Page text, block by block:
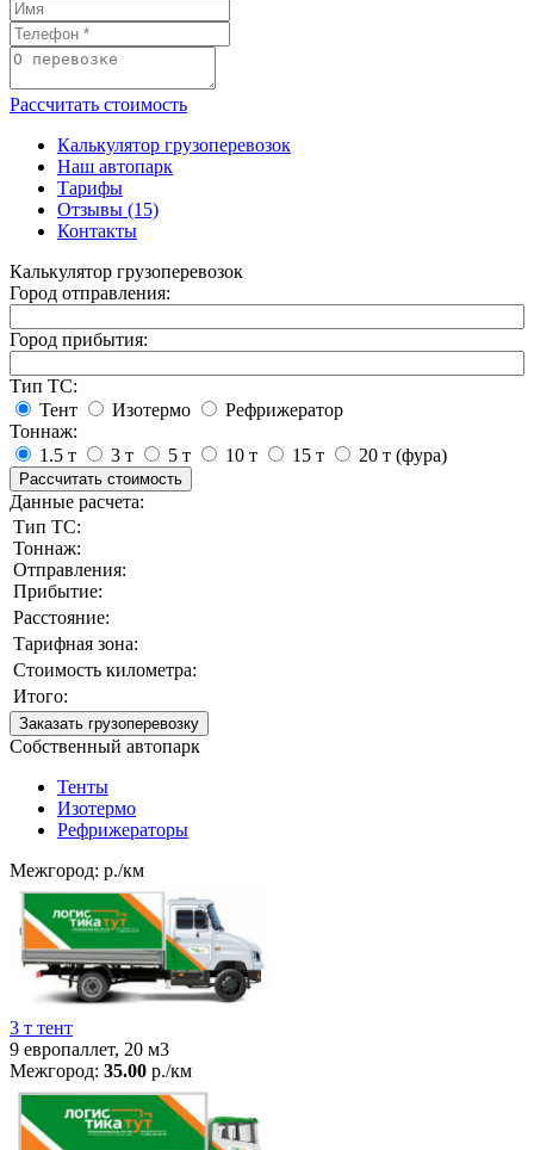
Рассчитать стоимость
Калькулятор грузоперевозок
Наш автопарк
Тарифы
Отзывы (15)
Контакты
Калькулятор грузоперевозок
Город отправления:
Город прибытия:
Тип ТС:
Тент
Изотермо
Рефрижератор
Тоннаж:
1.5 т
3 т 5 т 10 т 15 т 20 т (фура)
Рассчитать стоимость
Данные расчета:
Тип ТС:
Тоннаж:
Отправления:
Прибытие:
Расстояние:
Тарифная зона:
Стоимость километра:
Итого:
Заказать грузоперевозку
Собственный автопарк
Тенты
Изотермо
Рефрижераторы
Межгород: р./км
3 т тент
9 европаллет, 20 м3
Межгород: 35.00 р./км